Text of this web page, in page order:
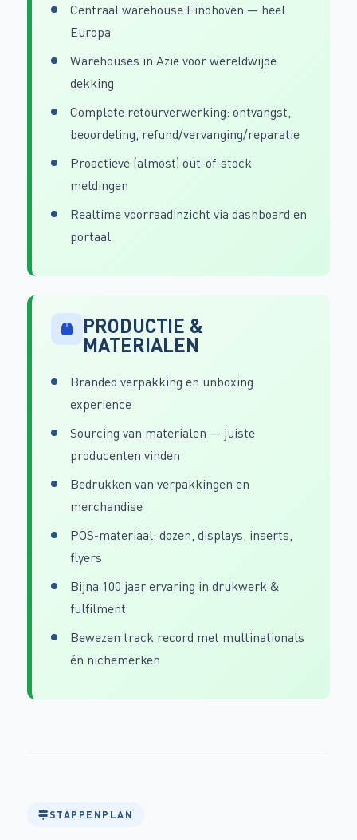
Centraal warehouse Eindhoven — heel
Europa
Warehouses in Azië voor wereldwijde
dekking
Complete retourverwerking: ontvangst,
beoordeling, refund/vervanging/reparatie
Proactieve (almost) out-of-stock
meldingen
Realtime voorraadinzicht via dashboard en
portaal
PRODUCTIE &
MATERIALEN
Branded verpakking en unboxing
experience
Sourcing van materialen — juiste
producenten vinden
Bedrukken van verpakkingen en
merchandise
POS-materiaal: dozen, displays, inserts,
flyers
Bijna 100 jaar ervaring in drukwerk &
fulfilment
Bewezen track record met multinationals
én nichemerken
STAPPENPLAN